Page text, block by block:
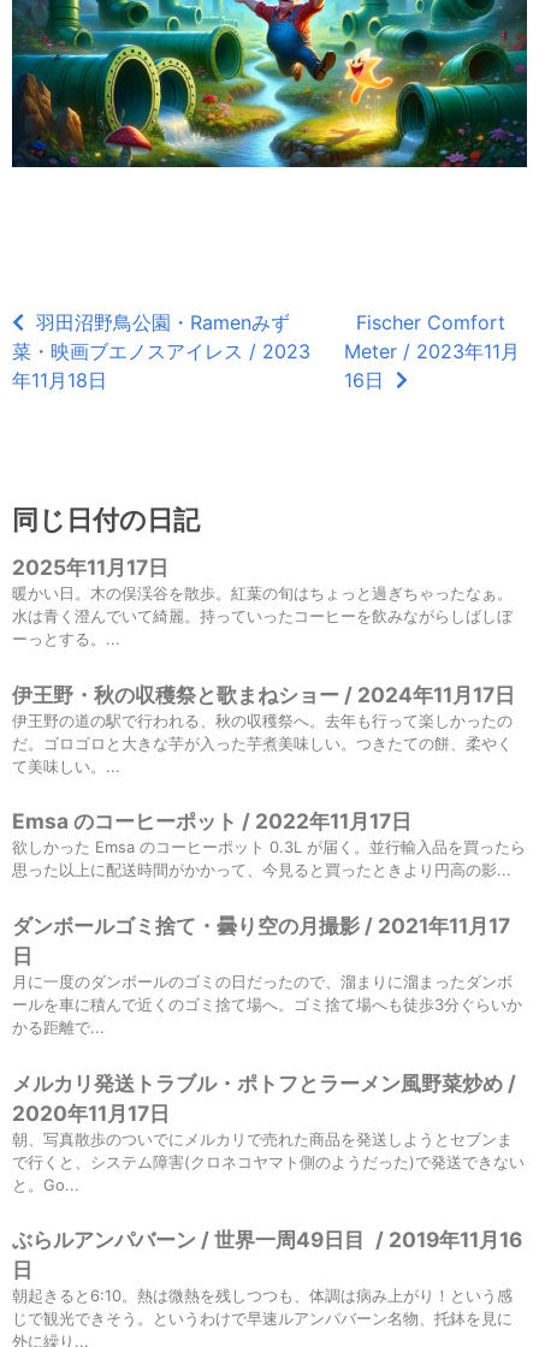
羽田沼野鳥公園・Ramenみず
菜・映画ブエノスアイレス / 2023
年11月18日
Fischer Comfort
Meter / 2023年11月
16日
同じ日付の日記
2025年11月17日
暖かい日。木の俣渓谷を散歩。紅葉の旬はちょっと過ぎちゃったなぁ。
水は青く澄んでいて綺麗。持っていったコーヒーを飲みながらしばしぼ
ーっとする。...
伊王野・秋の収穫祭と歌まねショー / 2024年11月17日
伊王野の道の駅で行われる、秋の収穫祭へ。去年も行って楽しかったの
だ。ゴロゴロと大きな芋が入った芋煮美味しい。つきたての餅、柔やく
て美味しい。...
Emsa のコーヒーポット / 2022年11月17日
欲しかった Emsa のコーヒーポット 0.3L が届く。並行輸入品を買ったら
思った以上に配送時間がかかって、今見ると買ったときより円高の影...
ダンボールゴミ捨て・曇り空の月撮影 / 2021年11月17
日
月に一度のダンボールのゴミの日だったので、溜まりに溜まったダンボ
ールを車に積んで近くのゴミ捨て場へ。ゴミ捨て場へも徒歩3分ぐらいか
かる距離で...
メルカリ発送トラブル・ポトフとラーメン風野菜炒め /
2020年11月17日
朝、写真散歩のついでにメルカリで売れた商品を発送しようとセブンま
で行くと、システム障害(クロネコヤマト側のようだった)で発送できない
と。Go...
ぶらルアンパバーン / 世界一周49日目 / 2019年11月16
日
朝起きると6:10。熱は微熱を残しつつも、体調は病み上がり！という感
じで観光できそう。というわけで早速ルアンパバーン名物、托鉢を見に
外に繰り...